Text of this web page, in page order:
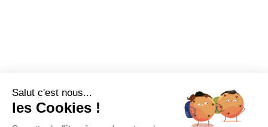
Salut c'est nous...
les Cookies !